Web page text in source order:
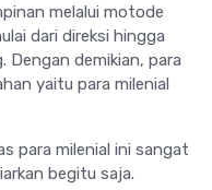
melalui motode
dari direksi hingga
Dengan demikian, para
yaitu para milenial
para milenial ini sangat
begitu saja.